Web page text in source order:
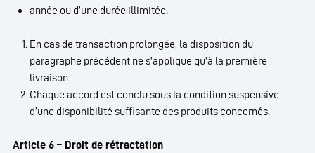
année ou d’une durée illimitée.
En cas de transaction prolongée, la disposition du
paragraphe précédent ne s’applique qu’à la première
livraison.
Chaque accord est conclu sous la condition suspensive
d’une disponibilité suffisante des produits concernés.
Article 6 – Droit de rétractation